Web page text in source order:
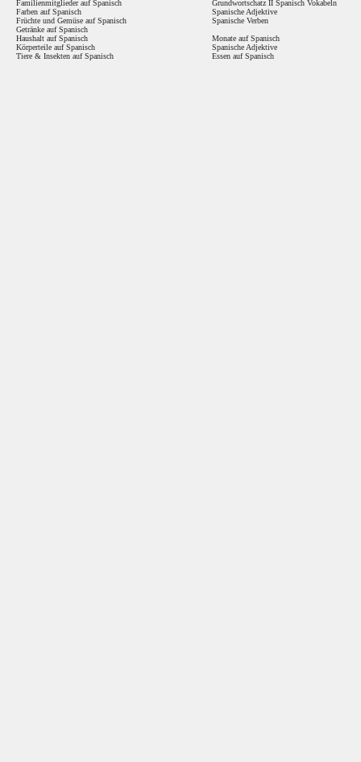
Familienmitglieder auf Spanisch
Farben auf Spanisch
Früchte und Gemüse auf Spanisch
Getränke auf Spanisch
Haushalt auf Spanisch
Körperteile auf Spanisch
Tiere & Insekten auf Spanisch
Grundwortschatz II Spanisch Vokabeln
Spanische Adjektive
Spanische Verben
Monate auf Spanisch
Spanische Adjektive
Essen auf Spanisch